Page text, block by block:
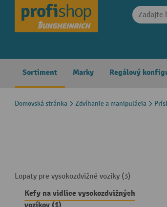
Skip to main navigation
Sortiment Marky Regálový
Domovská stránka Zdvíhanie a manipulácia
Lopaty pre vysokozdvižné vozíky (3)
Kefy na vidlice vysokozdvižných
vozíkov (1)